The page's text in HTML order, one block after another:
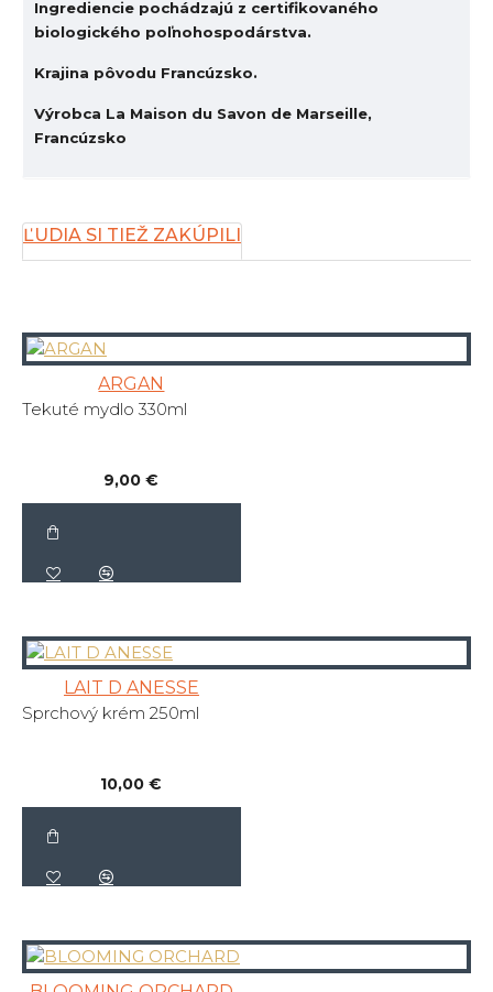
Ingrediencie pochádzajú z certifikovaného
biologického poľnohospodárstva.
Krajina pôvodu Francúzsko.
Výrobca La Maison du Savon de Marseille,
Francúzsko
ĽUDIA SI TIEŽ ZAKÚPILI
ARGAN
Tekuté mydlo 330ml
9,00 €
LAIT D ANESSE
Sprchový krém 250ml
10,00 €